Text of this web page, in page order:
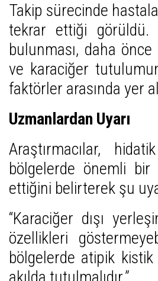
Takip sürecinde
tekrar ettiği görüldü.
bulunması, daha
ve karaciğer
faktörler arasında yer
Uzmanlardan Uyarı
Araştırmacılar,
bölgelerde önemli bir
ettiğini belirterek şu
“Karaciğer dışı
özellikleri
bölgelerde atipik